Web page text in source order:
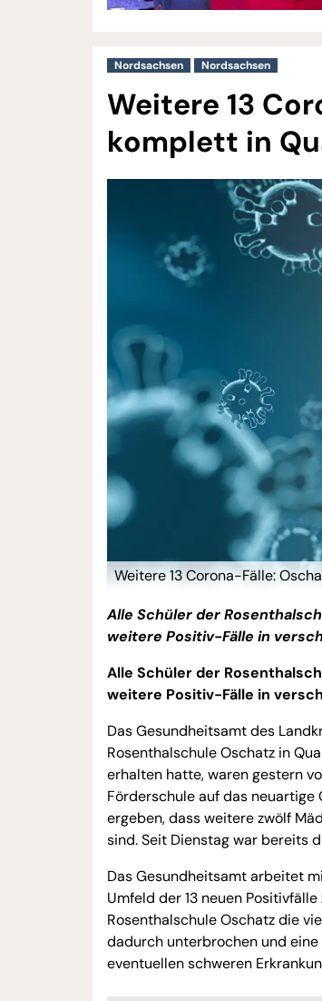
Nordsachsen Nordsachsen
Weitere 13
komplett in
Weitere 13 Corona-Fälle:
Alle Schüler der
weitere Positiv-Fälle in
Alle Schüler der
weitere Positiv-Fälle in
Das Gesundheitsamt des
Rosenthalschule Oschatz in
erhalten hatte, waren gestern
Förderschule auf das
ergeben, dass weitere zwölf
sind. Seit Dienstag war bereits
Das Gesundheitsamt arbeitet
Umfeld der 13 neuen
Rosenthalschule Oschatz die
dadurch unterbrochen und
eventuellen schweren